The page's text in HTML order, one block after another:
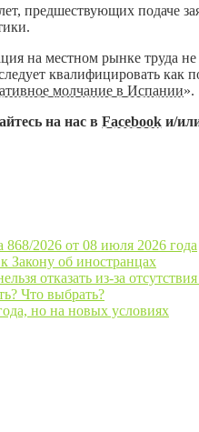
предшествующих подаче
на местном рынке труда
квалифицировать
молчание в Испании».
на нас в Facebook и/
2026 от 08 июля 2026 года
Закону об иностранцах
отказать из-за
Что выбрать?
но на новых условиях